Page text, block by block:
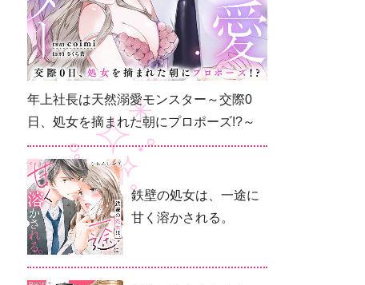
年上社長は天然溺愛モンスター～交際0
日、処女を摘まれた朝にプロポーズ!?～
鉄壁の処女は、一途に
甘く溶かされる。